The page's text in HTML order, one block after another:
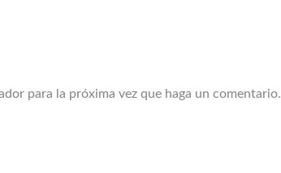
para la próxima vez que haga un comentario.